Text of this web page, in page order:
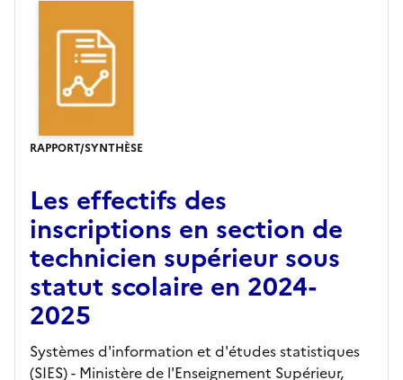
RAPPORT/SYNTHÈSE
Les effectifs des
inscriptions en section de
technicien supérieur sous
statut scolaire en 2024-
2025
Systèmes d'information et d'études statistiques
(SIES) - Ministère de l'Enseignement Supérieur,